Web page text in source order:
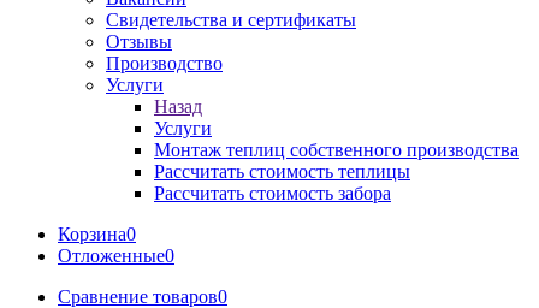
Свидетельства и сертификаты
Отзывы
Производство
Услуги
Назад
Услуги
Монтаж теплиц собственного производства
Рассчитать стоимость теплицы
Рассчитать стоимость забора
Корзина0
Отложенные0
Сравнение товаров0